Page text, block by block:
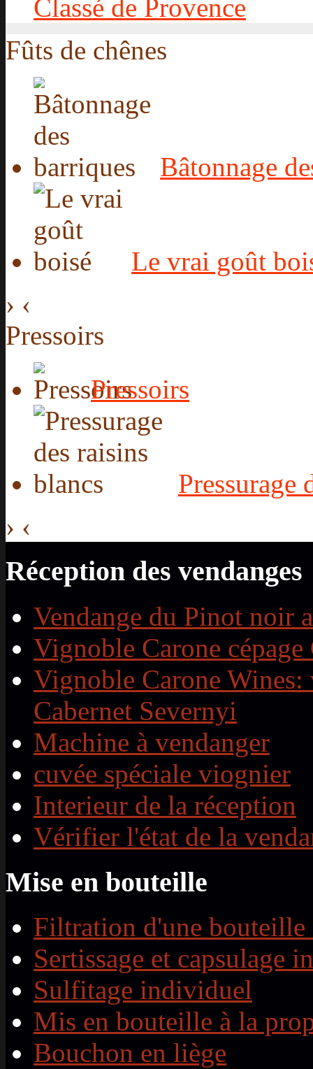
Classé de Provence
Fûts de chênes
Bâtonnage
Le vrai goût
› ‹
Pressoirs
Pressoirs
Pressurage
› ‹
Réception des vendanges
Vendange du Pinot noir
Vignoble Carone
Vignoble Carone Wines:
Cabernet Severnyi
Machine à vendanger
cuvée spéciale viognier
Interieur de la réception
Vérifier l'état de la
Mise en bouteille
Filtration d'une bouteille
Sertissage et capsulage
Sulfitage individuel
Mis en bouteille à la
Bouchon en liège